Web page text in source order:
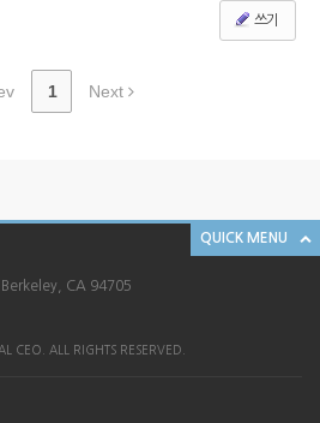
쓰기
1 Next
QUICK MENU
CA 94705
CEO. ALL RIGHTS RESERVED.